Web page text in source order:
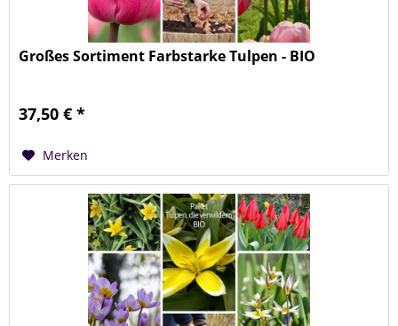
Großes Sortiment Farbstarke Tulpen - BIO
37,50 € *
Merken